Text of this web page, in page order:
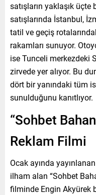
satışların yaklaşık
satışlarında İstanbul,
tatil ve geçiş
rakamları sunuyor.
ise Tunceli merkezdeki
zirvede yer alıyor. Bu
dört bir yanındaki tüm
sunulduğunu kanıtlıyor.
“Sohbet
Reklam Filmi
Ocak ayında
ilham alan “Sohbet
filminde Engin Akyürek